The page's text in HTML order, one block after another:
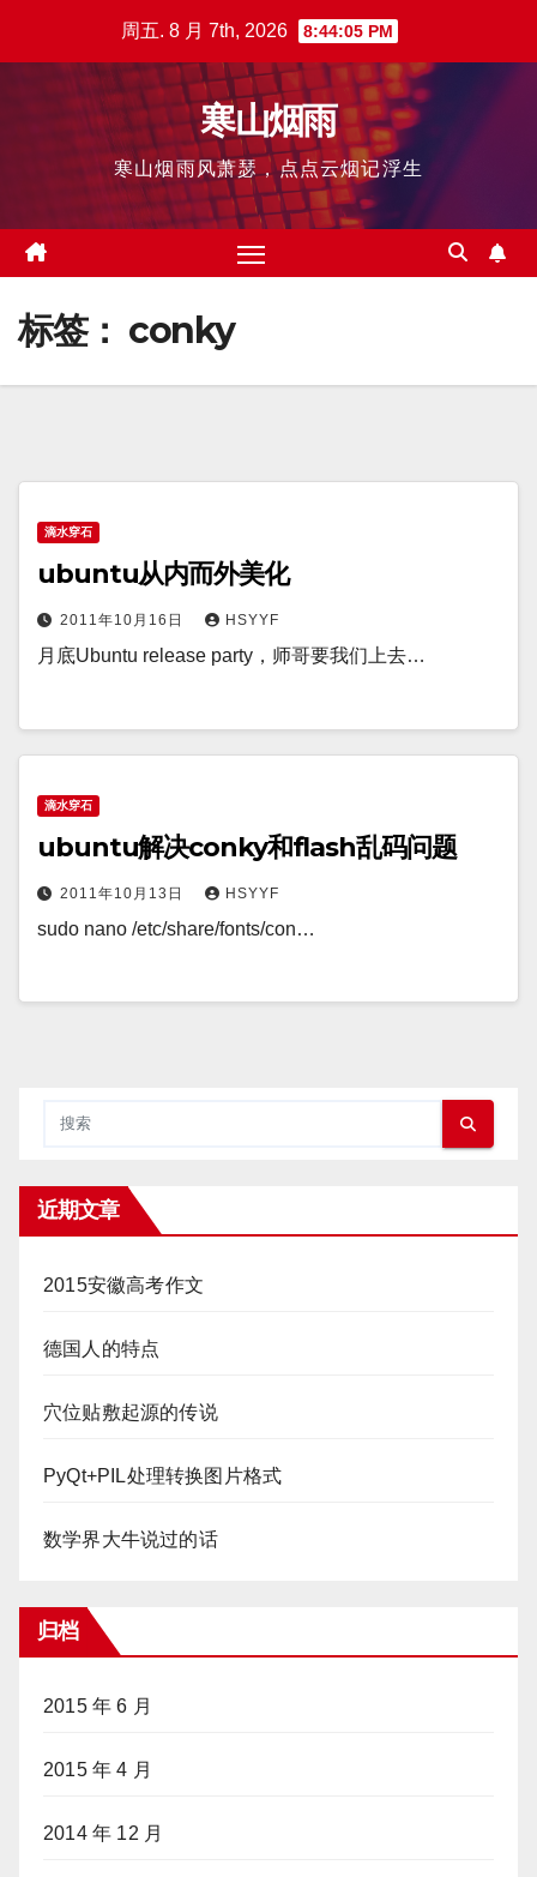
周五. 8 月 7th, 2026 8:44:06 PM
寒山烟雨
寒山烟雨风萧瑟，点点云烟记浮生
标签： conky
滴水穿石
ubuntu从内而外美化
2011年10月16日 HSYYF
月底Ubuntu release party，师哥要我们上去…
滴水穿石
ubuntu解决conky和flash乱码问题
2011年10月13日 HSYYF
sudo nano /etc/share/fonts/con…
近期文章
2015安徽高考作文
德国人的特点
穴位贴敷起源的传说
PyQt+PIL处理转换图片格式
数学界大牛说过的话
归档
2015 年 6 月
2015 年 4 月
2014 年 12 月